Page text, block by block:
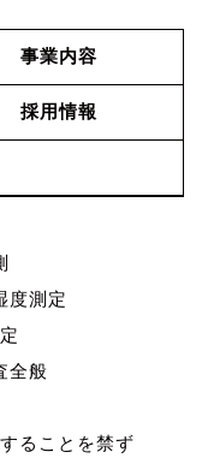
事業内容
採用情報
度測定
定
全般
ることを禁ず